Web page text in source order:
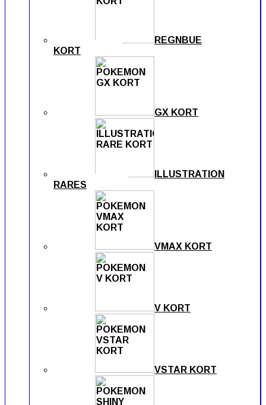
REGNBUE
KORT
GX KORT
ILLUSTRATION
RARES
VMAX KORT
V KORT
VSTAR KORT